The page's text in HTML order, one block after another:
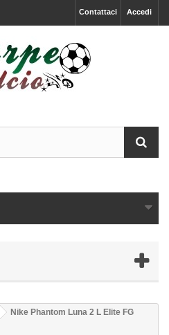
Accedi
Contattaci
Nike Phantom Luna 2 L Elite FG